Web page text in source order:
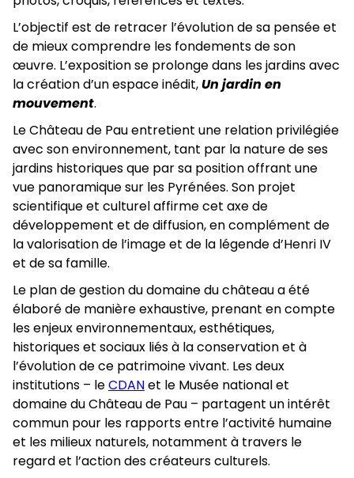
L’objectif est de retracer l’évolution de sa pensée et
de mieux comprendre les fondements de son
œuvre. L’exposition se prolonge dans les jardins avec
la création d’un espace inédit,Un jardin en
mouvement.
Le Château de Pau entretient une relation privilégiée
avec son environnement, tant par la nature de ses
jardins historiques que par sa position offrant une
vue panoramique sur les Pyrénées. Son projet
scientifique et culturel affirme cet axe de
développement et de diffusion, en complément de
la valorisation de l’image et de la légende d’Henri IV
et de sa famille.
Le plan de gestion du domaine du château a été
élaboré de manière exhaustive, prenant en compte
les enjeux environnementaux, esthétiques,
historiques et sociaux liés à la conservation et à
l’évolution de ce patrimoine vivant. Les deux
institutions – leCDANet le Musée national et
domaine du Château de Pau – partagent un intérêt
commun pour les rapports entre l’activité humaine
et les milieux naturels, notamment à travers le
regard et l’action des créateurs culturels.